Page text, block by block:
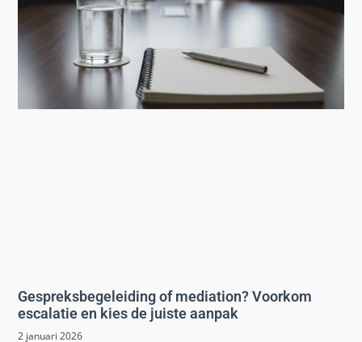
Gespreksbegeleiding of mediation? Voorkom
escalatie en kies de juiste aanpak
2 januari 2026